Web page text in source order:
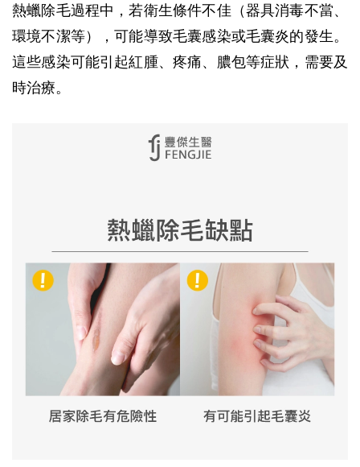
熱蠟除毛過程中，若衛生條件不佳（器具消毒不當、
環境不潔等），可能導致毛囊感染或毛囊炎的發生。
這些感染可能引起紅腫、疼痛、膿包等症狀，需要及
時治療。